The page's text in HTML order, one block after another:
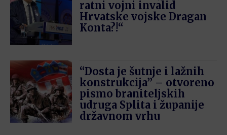
ratni vojni invalid
Hrvatske vojske Dragan
Konta?!“
“Dosta je šutnje i lažnih
konstrukcija” – otvoreno
pismo braniteljskih
udruga Splita i županije
državnom vrhu